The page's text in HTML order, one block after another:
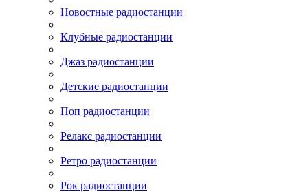
Новостные радиостанции
Клубные радиостанции
Джаз радиостанции
Детские радиостанции
Поп радиостанции
Релакс радиостанции
Ретро радиостанции
Рок радиостанции